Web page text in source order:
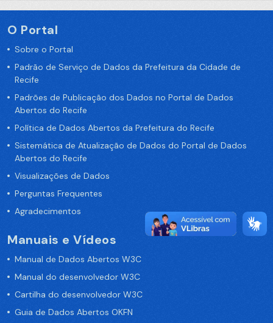
O Portal
Sobre o Portal
Padrão de Serviço de Dados da Prefeitura da Cidade de
Recife
Padrões de Publicação dos Dados no Portal de Dados
Abertos do Recife
Política de Dados Abertos da Prefeitura do Recife
Sistemática de Atualização de Dados do Portal de Dados
Abertos do Recife
Visualizações de Dados
Perguntas Frequentes
Agradecimentos
Manuais e Vídeos
Manual de Dados Abertos W3C
Manual do desenvolvedor W3C
Cartilha do desenvolvedor W3C
Guia de Dados Abertos OKFN